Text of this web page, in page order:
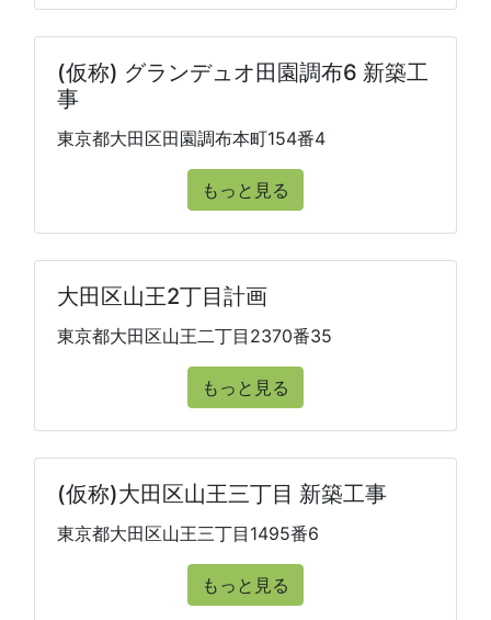
(仮称) グランデュオ田園調布6 新築工
事
東京都大田区田園調布本町154番4
もっと見る
大田区山王2丁目計画
東京都大田区山王二丁目2370番35
もっと見る
(仮称)大田区山王三丁目 新築工事
東京都大田区山王三丁目1495番6
もっと見る